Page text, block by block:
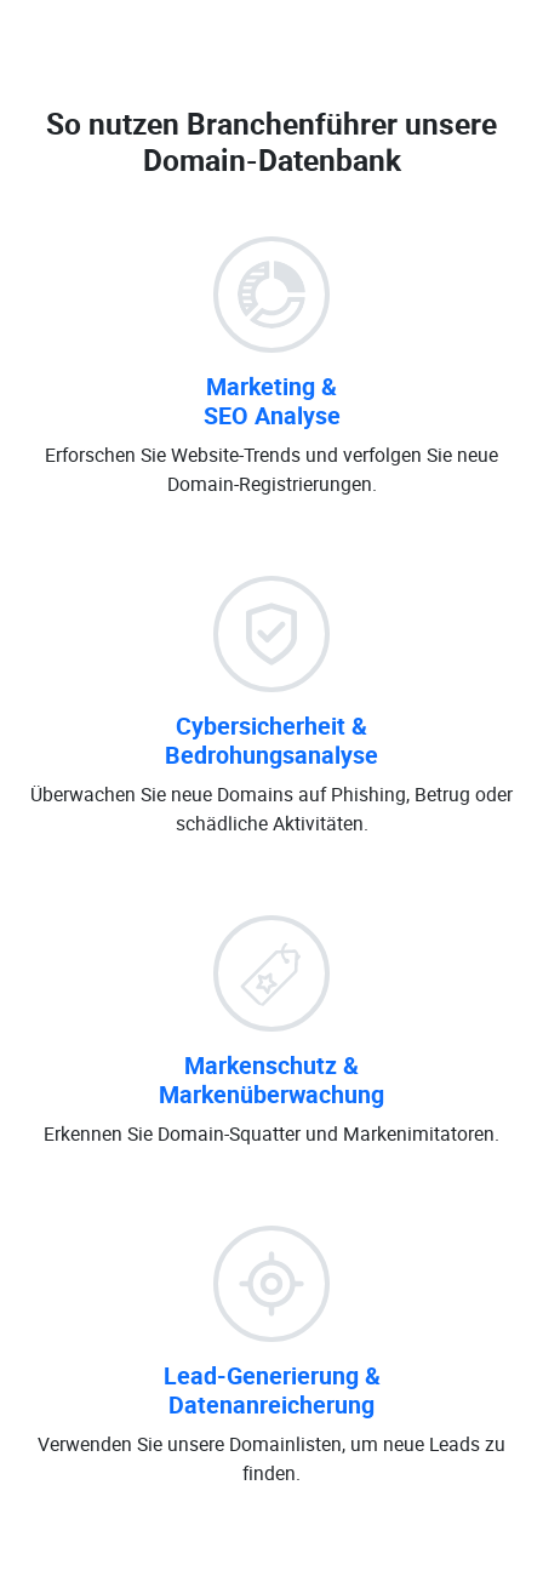
So nutzen Branchenführer unsere
Domain-Datenbank
Marketing &
SEO Analyse
Erforschen Sie Website-Trends und verfolgen Sie neue
Domain-Registrierungen.
Cybersicherheit &
Bedrohungsanalyse
Überwachen Sie neue Domains auf Phishing, Betrug oder
schädliche Aktivitäten.
Markenschutz &
Markenüberwachung
Erkennen Sie Domain-Squatter und Markenimitatoren.
Lead-Generierung &
Datenanreicherung
Verwenden Sie unsere Domainlisten, um neue Leads zu
finden.